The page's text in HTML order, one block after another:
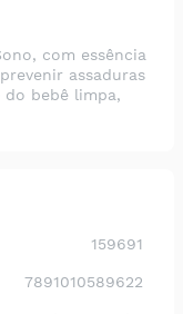
com essência
assaduras
bebê limpa,
159691
7891010589622